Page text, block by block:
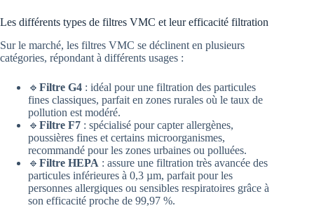
Les différents types de filtres VMC et leur efficacité filtration
Sur le marché, les filtres VMC se déclinent en plusieurs
catégories, répondant à différents usages :
🔹 Filtre G4 : idéal pour une filtration des particules
fines classiques, parfait en zones rurales où le taux de
pollution est modéré.
🔹 Filtre F7 : spécialisé pour capter allergènes,
poussières fines et certains microorganismes,
recommandé pour les zones urbaines ou polluées.
🔹 Filtre HEPA : assure une filtration très avancée des
particules inférieures à 0,3 µm, parfait pour les
personnes allergiques ou sensibles respiratoires grâce à
son efficacité proche de 99,97 %.